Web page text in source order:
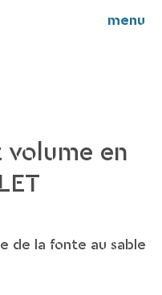
menu
volume en
de la fonte au sable